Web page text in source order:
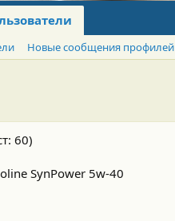
Новые сообщения профилей
60)
SynPower 5w-40